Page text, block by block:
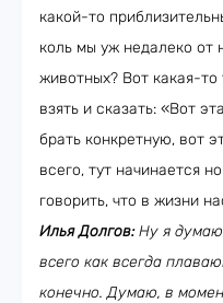
какой-то
коль мы уж недалеко от
животных? Вот какая-
взять и сказать: «Вот
брать конкретную, вот
всего, тут начинается
говорить, что в жизни
Илья Долгов:Ну я думаю,
всего как всегда
конечно. Думаю, в